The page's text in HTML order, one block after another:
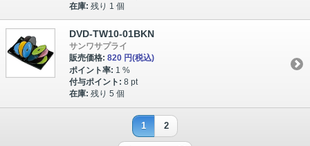
在庫: 残り 1 個
DVD-TW10-01BKN
サンワサプライ
販売価格: 820 円(税込)
ポイント率: 1 %
付与ポイント: 8 pt
在庫: 残り 5 個
1 2